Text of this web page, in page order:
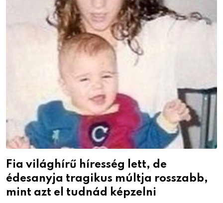
Fia világhírű híresség lett, de
édesanyja tragikus múltja rosszabb,
mint azt el tudnád képzelni